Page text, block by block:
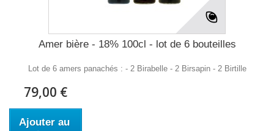
Amer bière - 18% 100cl - lot de 6 bouteilles
Lot de 6 amers panachés : - 2 Birabelle - 2 Birsapin - 2 Birtille
79,00 €
Ajouter au